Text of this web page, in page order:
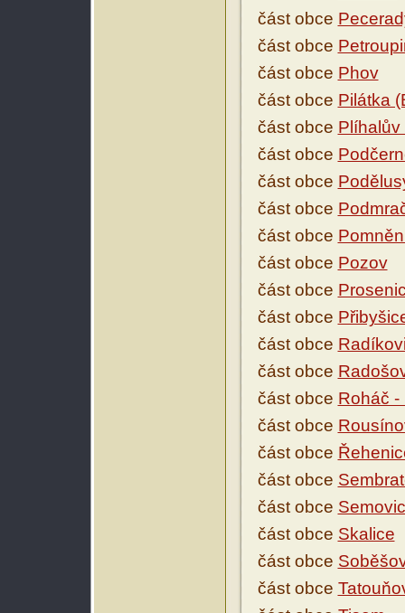
část obce
část obce
část obce Phov
část obce Pilátka
část obce Plíhalův
část obce
část obce
část obce
část obce
část obce Pozov
část obce
část obce
část obce
část obce
část obce Roháč -
část obce
část obce
část obce
část obce
část obce Skalice
část obce
část obce